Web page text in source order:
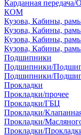
Карданная передача/
КОМ
Кузова, Кабины,
Кузова, Кабины,
Кузова, Кабины,
Кузова, Кабины,
Подшипники
Подшипники/
Подшипники/
Прокладки
Прокладки/прочее
Прокладки/ГБЦ
Прокладки/
Прокладки/
Прокладки/